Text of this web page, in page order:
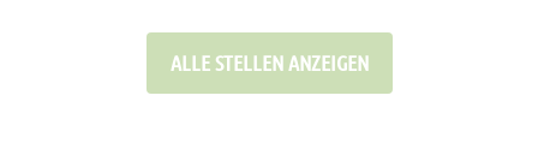
ALLE STELLEN ANZEIGEN